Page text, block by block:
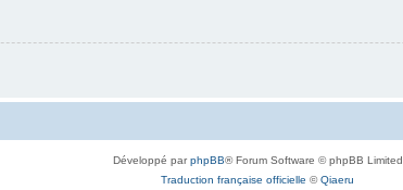
Développé parphpBB® Forum Software © phpBB Limited
Traduction française officielle ©Qiaeru